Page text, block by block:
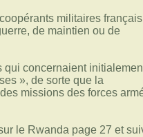
militaires français
de maintien ou de
qui concernaient
», de sorte que la
missions des forces
le Rwanda page 27 et